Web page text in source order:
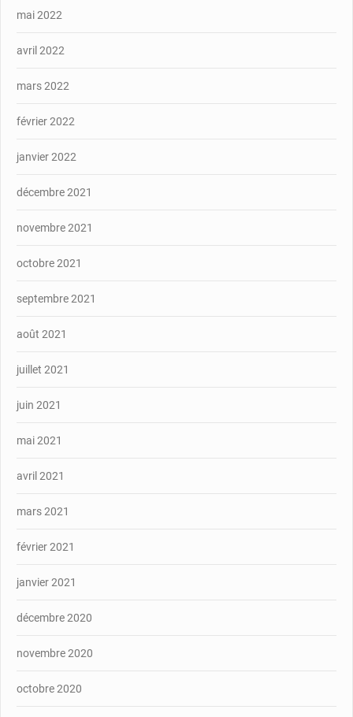
mai 2022
avril 2022
mars 2022
février 2022
janvier 2022
décembre 2021
novembre 2021
octobre 2021
septembre 2021
août 2021
juillet 2021
juin 2021
mai 2021
avril 2021
mars 2021
février 2021
janvier 2021
décembre 2020
novembre 2020
octobre 2020